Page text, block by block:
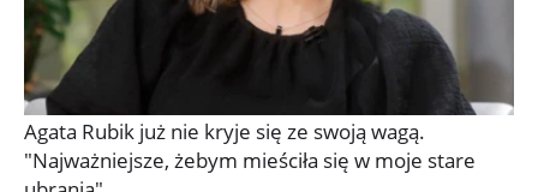
Agata Rubik już nie kryje się ze swoją wagą.
"Najważniejsze, żebym mieściła się w moje stare